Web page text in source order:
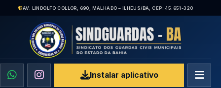
AV. LINDOLFO COLLOR, 690, MALHADO – ILHÉUS/BA, CEP: 45.651-320
Instalar aplicativo